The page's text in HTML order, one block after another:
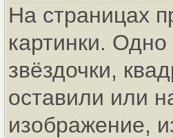
На страницах
картинки.
звёздочки,
оставили или
изображение,